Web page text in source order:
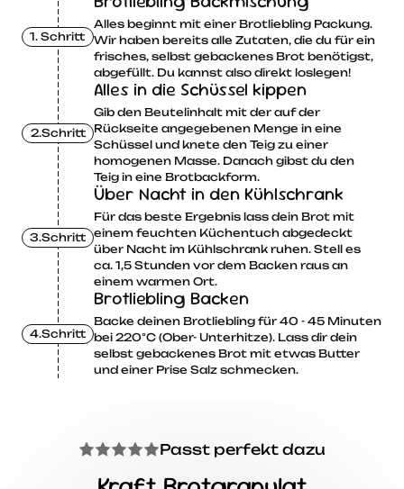
1. Schritt
Alles beginnt mit einer Brotliebling Packung.
Wir haben bereits alle Zutaten, die du für ein
frisches, selbst gebackenes Brot benötigst,
abgefüllt. Du kannst also direkt loslegen!
2.Schritt
Alles in die Schüssel kippen
Gib den Beutelinhalt mit der auf der
Rückseite angegebenen Menge in eine
Schüssel und knete den Teig zu einer
homogenen Masse. Danach gibst du den
Teig in eine Brotbackform.
3.Schritt
Über Nacht in den Kühlschrank
Für das beste Ergebnis lass dein Brot mit
einem feuchten Küchentuch abgedeckt
über Nacht im Kühlschrank ruhen. Stell es
ca. 1,5 Stunden vor dem Backen raus an
einem warmen Ort.
4.Schritt
Brotliebling Backen
Backe deinen Brotliebling für 40 - 45 Minuten
bei 220°C (Ober- Unterhitze). Lass dir dein
selbst gebackenes Brot mit etwas Butter
und einer Prise Salz schmecken.
Passt perfekt dazu